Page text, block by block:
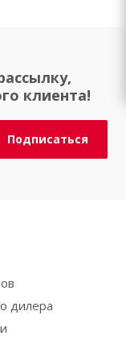
клиента!
дилера